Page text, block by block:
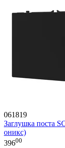
061819
Заглушка поста
оникс)
39600